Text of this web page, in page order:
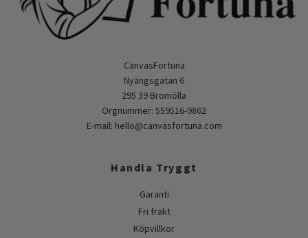
CanvasFortuna
Nyängsgatan 6
295 39 Bromölla
Orgnummer: 559516-9862
E-mail: hello@canvasfortuna.com
Handla Tryggt
Garanti
Fri frakt
Köpvillkor